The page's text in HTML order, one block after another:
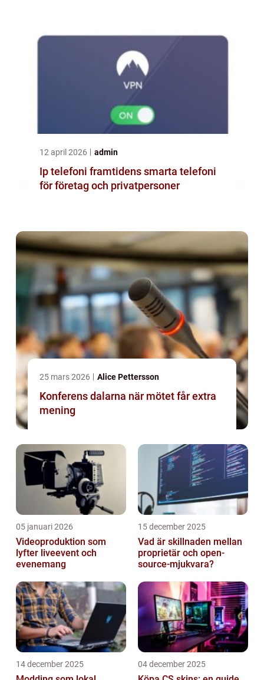
12 april 2026 admin
Ip telefoni framtidens smarta telefoni
för företag och privatpersoner
25 mars 2026 Alice Pettersson
Konferens dalarna när mötet får extra
mening
05 januari 2026
Videoproduktion som
lyfter liveevent och
evenemang
15 december 2025
Vad är skillnaden mellan
proprietär och open-
source-mjukvara?
14 december 2025 04 december 2025